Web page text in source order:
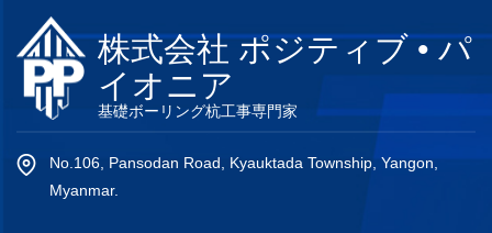
株式会社 ポジティブ • パ
イオニア
基礎ボーリング杭工事専門家
No.106, Pansodan Road, Kyauktada Township, Yangon,
Myanmar.